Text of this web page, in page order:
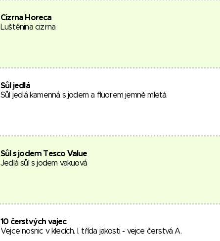
Cizrna Horeca
Luštěnina cizrna
Sůl jedlá
Sůl jedlá kamenná s jodem a fluorem jemně mletá.
Sůl s jodem Tesco Value
Jedlá sůl s jodem vakuová
10 čerstvých vajec
Vejce nosnic v klecích. I. třída jakosti - vejce čerstvá A.